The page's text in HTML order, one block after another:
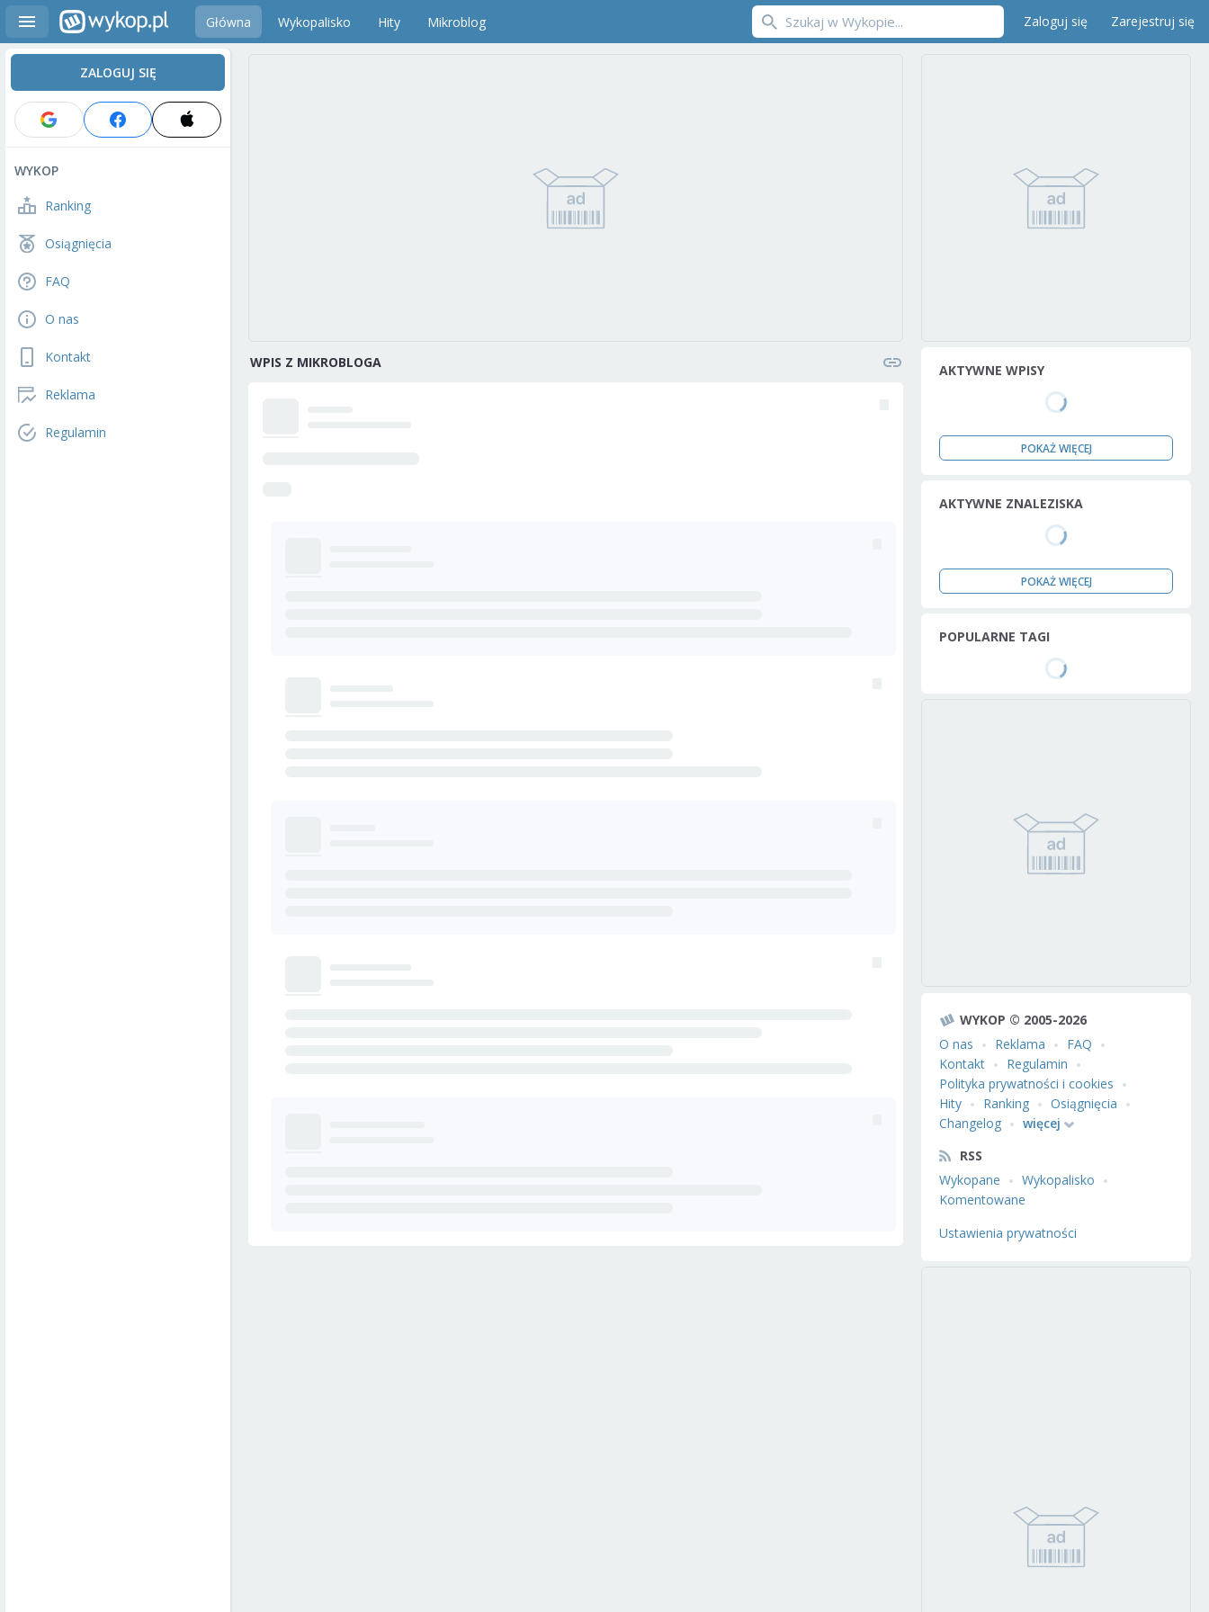
Główna Wykopalisko Hity Mikroblog Zaloguj się Zarejestruj się
ZALOGUJ SIĘ
WYKOP
Ranking
Osiągnięcia
FAQ
O nas
Kontakt
Reklama
Regulamin
WPIS Z MIKROBLOGA AKTYWNE WPISY
POKAŻ WIĘCEJ
AKTYWNE ZNALEZISKA
POKAŻ WIĘCEJ
POPULARNE TAGI
WYKOP © 2005-2026
O nas
Reklama
FAQ
Kontakt
Regulamin
Polityka prywatności i cookies
Hity
Ranking
Osiągnięcia
Changelog
więcej
RSS
Wykopane
Wykopalisko
Komentowane
Ustawienia prywatności